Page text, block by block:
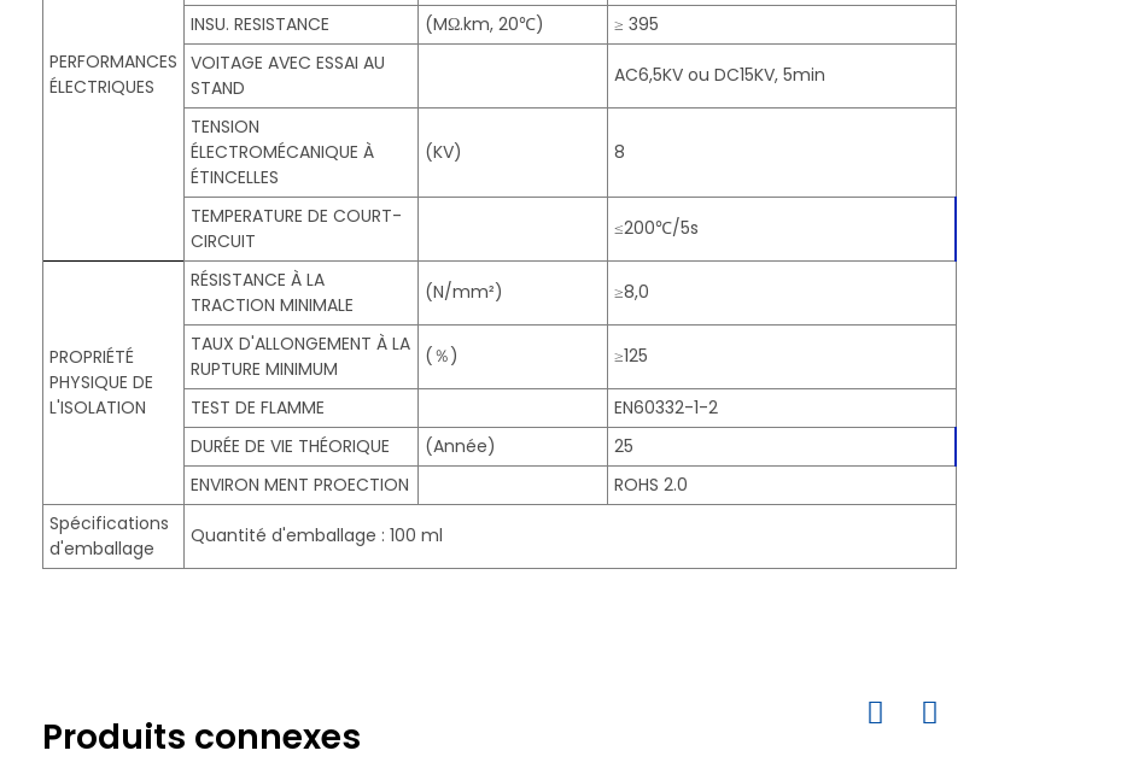
PERFORMANCES
ÉLECTRIQUES
INSU. RESISTANCE
(MΩ.km, 20℃)
≥ 395
VOITAGE AVEC ESSAI AU
STAND
AC6,5KV ou DC15KV, 5min
TENSION
ÉLECTROMÉCANIQUE À
ÉTINCELLES
(KV) 8
TEMPERATURE DE COURT-
CIRCUIT
≤200℃/5s
PROPRIÉTÉ
PHYSIQUE DE
L'ISOLATION
RÉSISTANCE À LA
TRACTION MINIMALE
(N/mm²) ≥8,0
TAUX D'ALLONGEMENT À LA
RUPTURE MINIMUM
(％) ≥125
TEST DE FLAMME
EN60332-1-2
DURÉE DE VIE THÉORIQUE
(Année)
25
ENVIRON MENT PROECTION
ROHS 2.0
Spécifications
d'emballage
Quantité d'emballage : 100 ml
Produits connexes